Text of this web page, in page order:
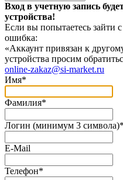
Вход в учетную запись
устройства!
Если вы попытаетесь зайти
ошибка:
«Аккаунт привязан к
устройства просим
online-zakaz@si-market.ru
Имя*
Фамилия*
Логин (минимум 3 символа)*
E-Mail
Телефон*